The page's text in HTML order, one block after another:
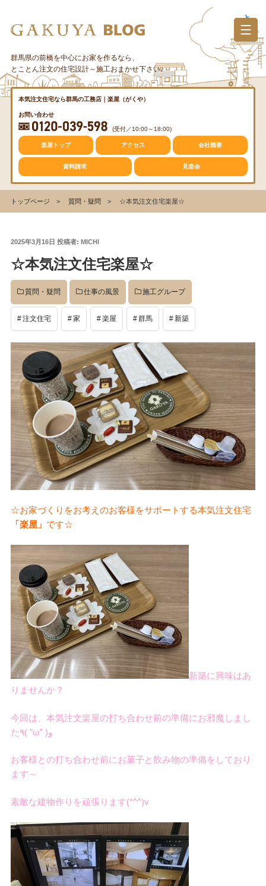
へ
ス
群馬県の前橋を中心にお家を作るなら、
とことん注文の住宅設計～施工おまかせ下さい♪
本気注文住宅なら群馬の工務店｜楽屋（がくや）
お問い合わせ
(受付／10:00～18:00)
楽屋トップ アクセス 会社概要
資料請求 見楽会
トップページ 質問・疑問 ☆本気注文住宅楽屋☆
投
日:
2025年3月16日 投稿者: MICHI
☆本気注文住宅楽屋☆
質問・疑問 仕事の風景 施工グループ
注文住宅 家 楽屋 群馬 新築
☆お家づくりをお考えのお客様をサポートする本気注文住宅
「楽屋」 です☆
新築に興味はあ
りませんか？
今回は、本気注文楽屋の打ち合わせ前の準備にお邪魔しまし
た٩( ”ω” )و
お客様との打ち合わせ前にお菓子と飲み物の準備をしており
ます～
素敵な建物作りを頑張ります(*^^)v
カテゴリー
質問・疑問
トレンド
収納
イベント
工事中
設計
社長のコラム
店舗
デザイン
設計グループ
施工グループ
新商品
ホームページ
未分類